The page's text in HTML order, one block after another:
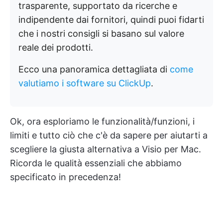
trasparente, supportato da ricerche e
indipendente dai fornitori, quindi puoi fidarti
che i nostri consigli si basano sul valore
reale dei prodotti.
Ecco una panoramica dettagliata di come
valutiamo i software su ClickUp.
Ok, ora esploriamo le funzionalità/funzioni, i
limiti e tutto ciò che c'è da sapere per aiutarti a
scegliere la giusta alternativa a Visio per Mac.
Ricorda le qualità essenziali che abbiamo
specificato in precedenza!